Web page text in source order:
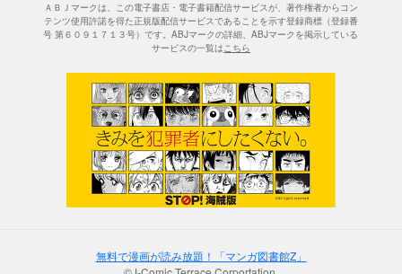
ＡＢＪマークは、この電子書店・電子書籍配信サービスが、著作権者からコン
テンツ使用許諾を得た正規版配信サービスであることを示す登録商標（登録番
号 第６０９１７１３号）です。ABJマークの詳細、ABJマークを掲示している
サービスの一覧はこちら
無料で漫画が読み放題！「マンガ図書館Z」